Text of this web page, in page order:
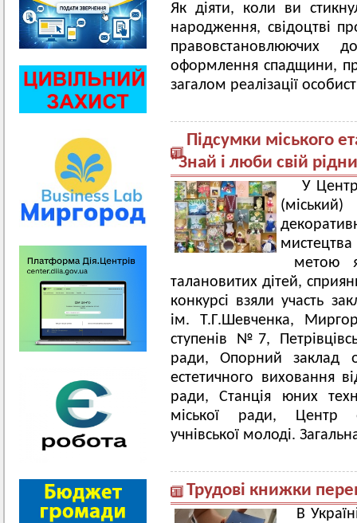
Як діяти, коли ви
народження, свідоцтві
правовстановлюючих
оформлення спадщини,
загалом реалізації
Підсумки міського
"Знай і люби свій
У
(міський)
метою
талановитих дітей,
конкурсі взяли участь
ім. Т.Г.Шевченка,
ступенів №7,
ради, Опорний заклад
естетичного виховання
ради, Станція юних
міської ради, Центр
учнівської молоді.
Трудові книжки
В